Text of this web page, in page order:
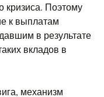
кризиса. Поэтому
к выплатам
в результате
вкладов в
механизм